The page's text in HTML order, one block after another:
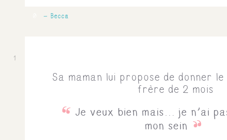
Becca
Sa maman lui propose de donner
frère de 2 mois
Je veux bien mais... je n'ai
mon sein
1